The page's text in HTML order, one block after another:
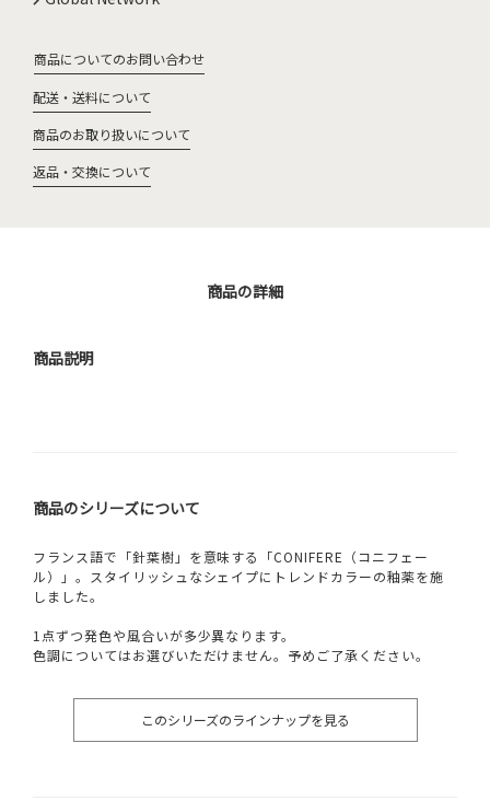
商品についてのお問い合わせ
配送・送料について
商品のお取り扱いについて
返品・交換について
商品の詳細
商品説明
商品のシリーズについて
フランス語で「針葉樹」を意味する「CONIFERE（コニフェー
ル）」。スタイリッシュなシェイプにトレンドカラーの釉薬を施
しました。
1点ずつ発色や風合いが多少異なります。
色調についてはお選びいただけません。予めご了承ください。
このシリーズのラインナップを見る